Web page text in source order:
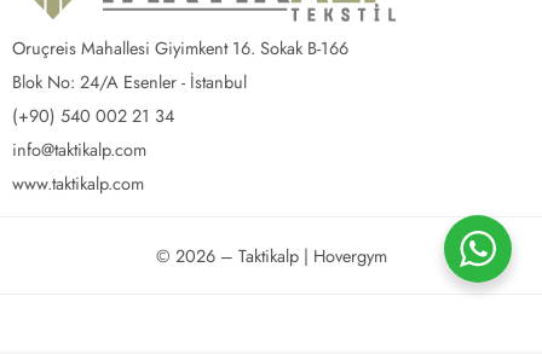
Oruçreis Mahallesi Giyimkent 16. Sokak B-166
Blok No: 24/A Esenler - İstanbul
(+90) 540 002 21 34
info@taktikalp.com
www.taktikalp.com
© 2026 – Taktikalp | Hovergym